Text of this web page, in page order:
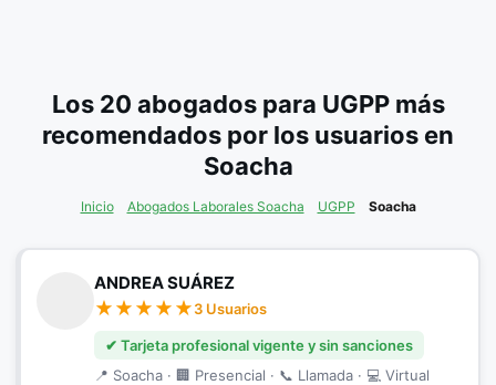
Los 20 abogados para UGPP más
recomendados por los usuarios en
Soacha
Inicio Abogados Laborales Soacha UGPP Soacha
ANDREA SUÁREZ
3 Usuarios
✔ Tarjeta profesional vigente y sin sanciones
📍 Soacha · 🏢 Presencial · 📞 Llamada · 💻 Virtual